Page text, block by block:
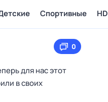
Спортивные HD
0
для нас этот
в своих